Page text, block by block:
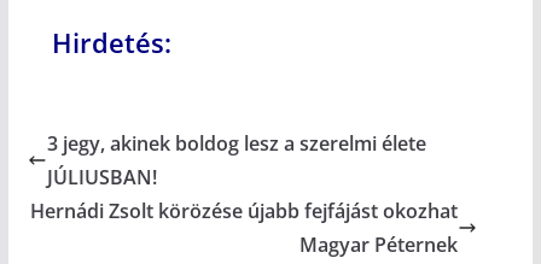
Hirdetés:
3 jegy, akinek boldog lesz a szerelmi élete
JÚLIUSBAN!
Hernádi Zsolt körözése újabb fejfájást okozhat
Magyar Péternek